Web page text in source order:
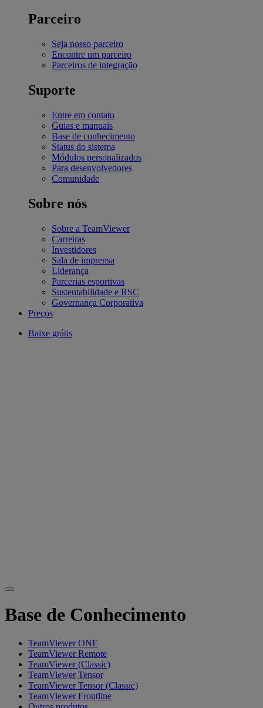
Parceiro
Seja nosso parceiro
Encontre um parceiro
Parceiros de integração
Suporte
Entre em contato
Guias e manuais
Base de conhecimento
Status do sistema
Módulos personalizados
Para desenvolvedores
Comunidade
Sobre nós
Sobre a TeamViewer
Carreiras
Investidores
Sala de imprensa
Liderança
Parcerias esportivas
Sustentabilidade e RSC
Governança Corporativa
Preços
Baixe grátis
Base de Conhecimento
TeamViewer ONE
TeamViewer Remote
TeamViewer (Classic)
TeamViewer Tensor
TeamViewer Tensor (Classic)
TeamViewer Frontline